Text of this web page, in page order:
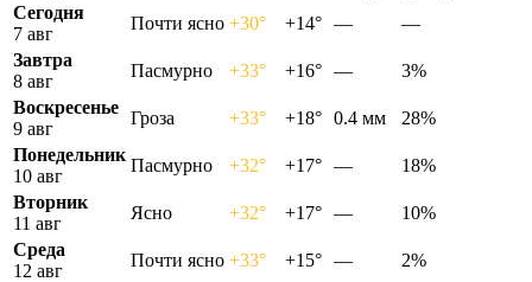
Сегодня
7 авг
Почти ясно +30° +14° —
—
Завтра
8 авг
Пасмурно +33° +16° —
3%
Воскресенье
9 авг
Гроза +33° +18° 0.4 мм
28%
Понедельник
10 авг
Пасмурно +32° +17° —
18%
Вторник
11 авг
Ясно +32° +17° —
10%
Среда
12 авг
Почти ясно +33° +15° —
2%